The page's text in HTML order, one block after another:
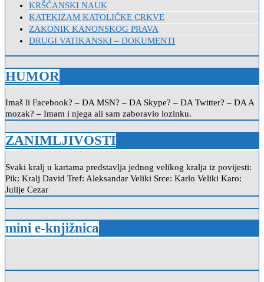
KRŠĆANSKI NAUK
KATEKIZAM KATOLIČKE CRKVE
ZAKONIK KANONSKOG PRAVA
DRUGI VATIKANSKI – DOKUMENTI
HUMOR
Imaš li Facebook? – DA MSN? – DA Skype? – DA Twitter? – DA A
mozak? – Imam i njega ali sam zaboravio lozinku.
ZANIMLJIVOSTI
Svaki kralj u kartama predstavlja jednog velikog kralja iz povijesti:
Pik: Kralj David Tref: Aleksandar Veliki Srce: Karlo Veliki Karo:
Julije Cezar
mini e-knjižnica